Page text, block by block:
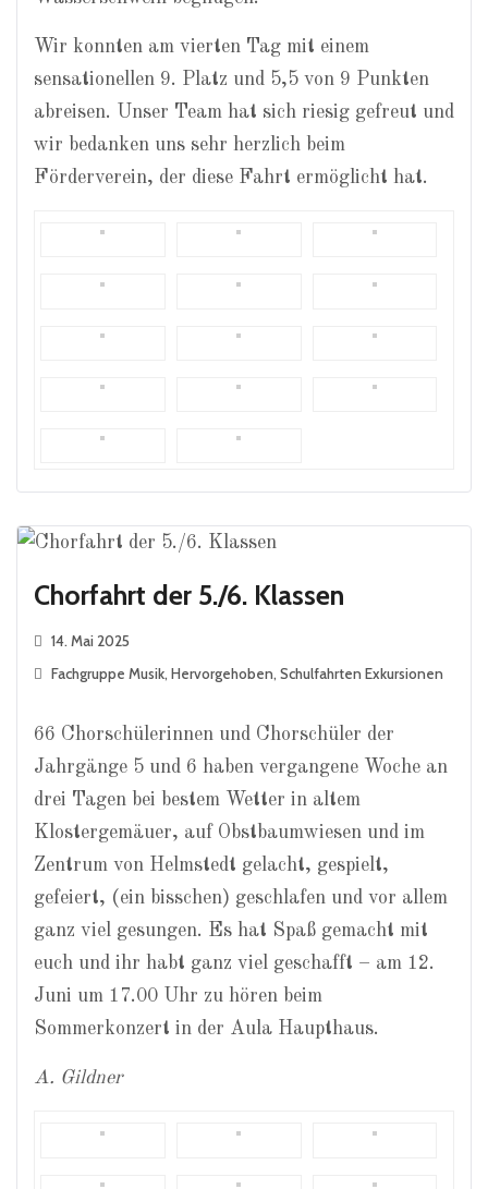
Wir konnten am vierten Tag mit einem
sensationellen 9. Platz und 5,5 von 9 Punkten
abreisen. Unser Team hat sich riesig gefreut und
wir bedanken uns sehr herzlich beim
Förderverein, der diese Fahrt ermöglicht hat.
Chorfahrt der 5./6. Klassen
14. Mai 2025
Fachgruppe Musik, Hervorgehoben, Schulfahrten Exkursionen
66 Chorschülerinnen und Chorschüler der
Jahrgänge 5 und 6 haben vergangene Woche an
drei Tagen bei bestem Wetter in altem
Klostergemäuer, auf Obstbaumwiesen und im
Zentrum von Helmstedt gelacht, gespielt,
gefeiert, (ein bisschen) geschlafen und vor allem
ganz viel gesungen. Es hat Spaß gemacht mit
euch und ihr habt ganz viel geschafft – am 12.
Juni um 17.00 Uhr zu hören beim
Sommerkonzert in der Aula Haupthaus.
A. Gildner